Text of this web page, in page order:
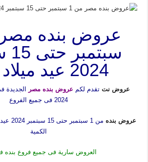
2024 عيد ميلاد بنده
عروض نت تقدم لكم عروض بنده مصر الجديدة
2024 فى جميع الفروع
عروض بنده
من 1
الكمية
العروض سارية فى جميع فروع بنده